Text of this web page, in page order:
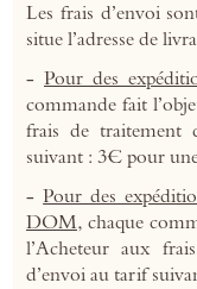
Les frais d’envoi
situe l’adresse de
- Pour des
commande fait
frais de traitement
suivant : 3€ pour
-Pour des
DOM, chaque
l’Acheteur aux
d’envoi au tarif